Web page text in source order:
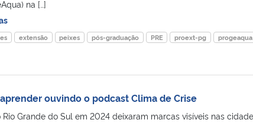
na […]
extensão peixes pós-graduação PRE proext-pg
progeaqua
ouvindo o podcast Clima de Crise
Grande do Sul em 2024 deixaram marcas visíveis nas